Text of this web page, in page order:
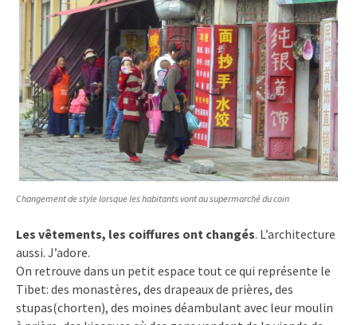
Changement de style lorsque les habitants vont au supermarché du coin
Les vêtements, les coiffures ont changés. L’architecture
aussi. J’adore.
On retrouve dans un petit espace tout ce qui représente le
Tibet: des monastères, des drapeaux de prières, des
stupas(chorten), des moines déambulant avec leur moulin